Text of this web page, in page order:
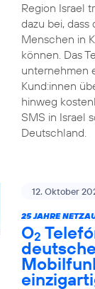
Region Israel
dazu bei,
Menschen in
können. Das
unternehmen
Kund:innen
hinweg
SMS in Israel
Deutschland.
12. Oktober
25 JAHRE
O2